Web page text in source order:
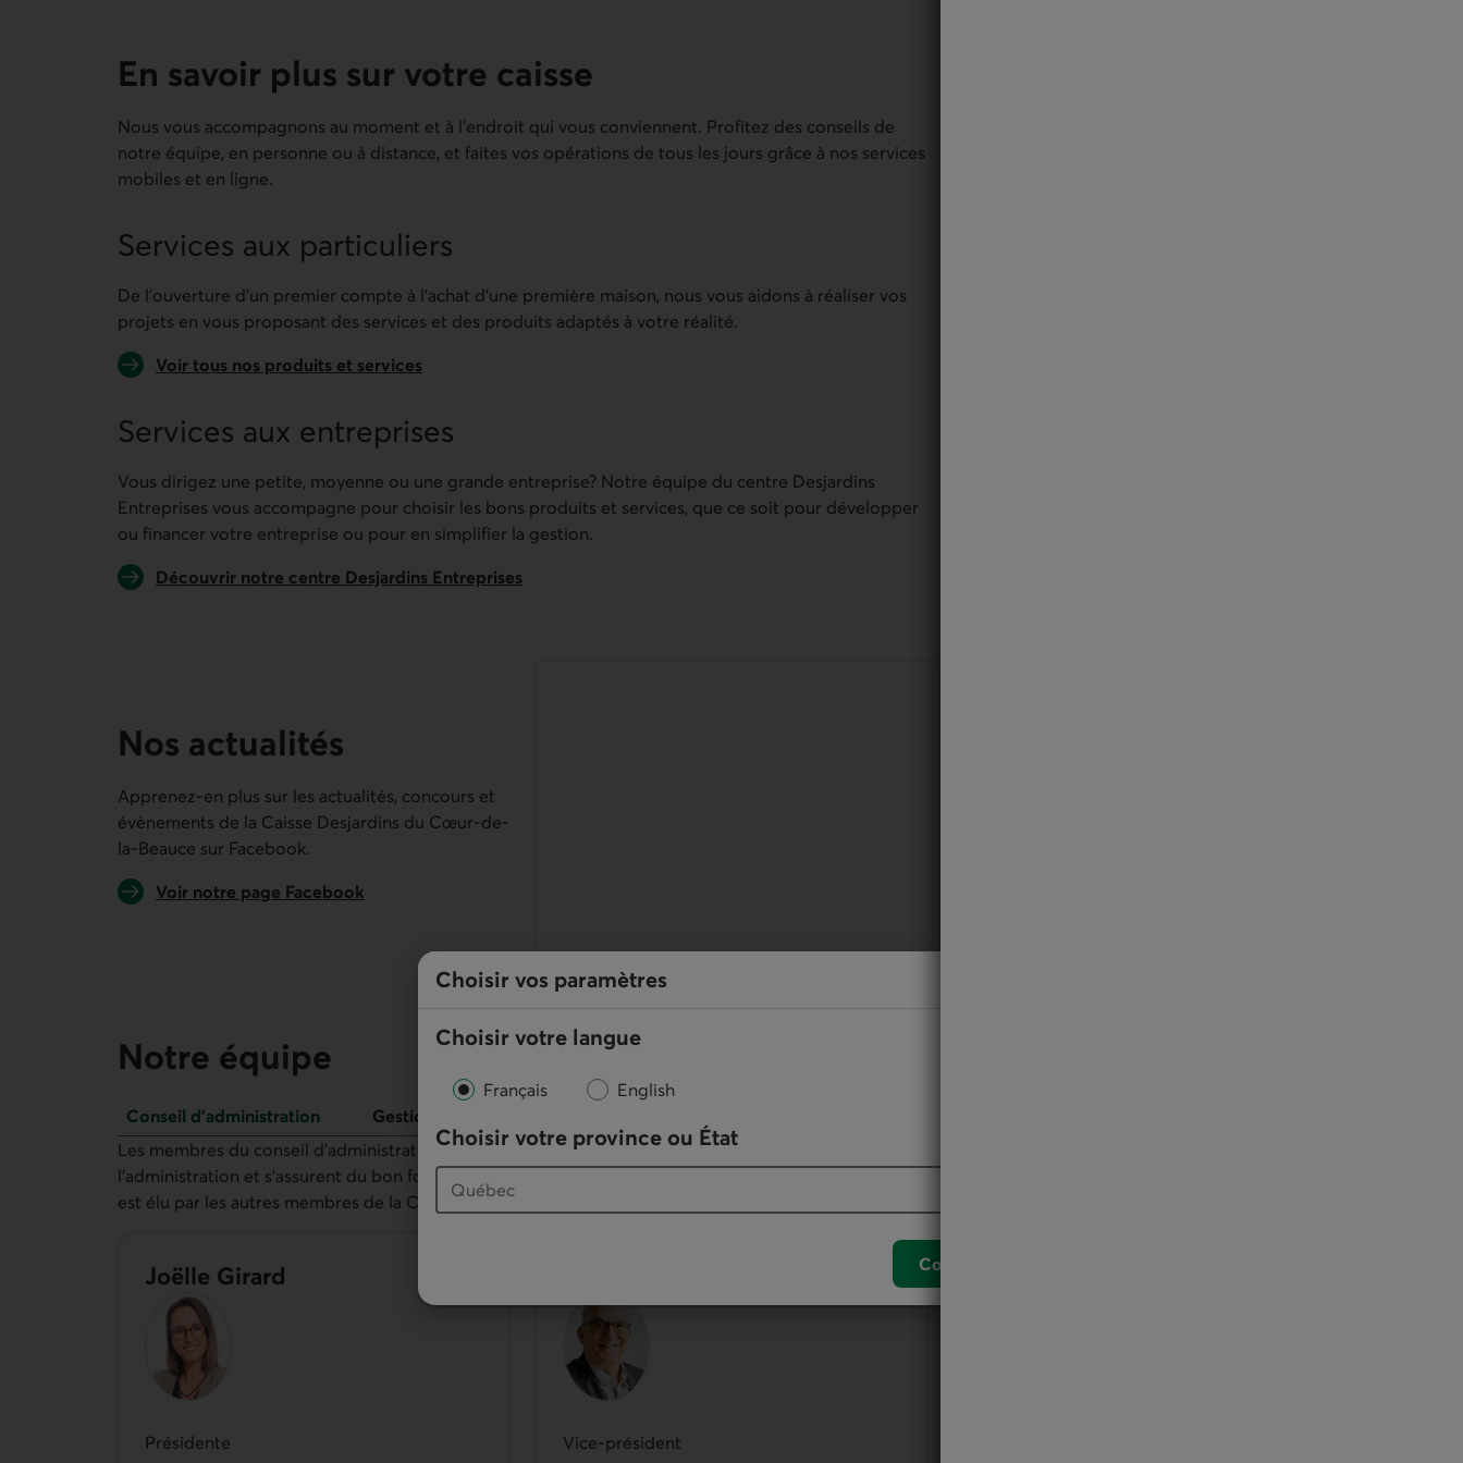
Choisir vos paramètres
Choisir votre langue
Français English
Choisir votre province ou État
Confirmer
En savoir plus sur votre caisse
Nous vous accompagnons au moment et à l’endroit qui vous conviennent. Profitez des conseils de
notre équipe, en personne ou à distance, et faites vos opérations de tous les jours grâce à nos services
mobiles et en ligne.
Services aux particuliers
De l’ouverture d’un premier compte à l’achat d’une première maison, nous vous aidons à réaliser vos
projets en vous proposant des services et des produits adaptés à votre réalité.
Voir tous nos produits et services
Services aux entreprises
Vous dirigez une petite, moyenne ou une grande entreprise? Notre équipe du centre Desjardins
Entreprises vous accompagne pour choisir les bons produits et services, que ce soit pour développer
ou financer votre entreprise ou pour en simplifier la gestion.
Découvrir notre centre Desjardins Entreprises
Nos actualités
Apprenez-en plus sur les actualités, concours et
évènements de la Caisse Desjardins du Cœur-de-
la-Beauce sur Facebook.
Voir notre page Facebook
Lien externe au site.
Notre équipe
Conseil d’administration Gestionnaires
Conseil d’administration
Les membres du conseil d’administration sont des membres de la Caisse qui participent à
l'administration et s’assurent du bon fonctionnement de leur coopérative. Le conseil d’administration
est élu par les autres membres de la Caisse.
Joëlle Girard
Présidente Vice-président